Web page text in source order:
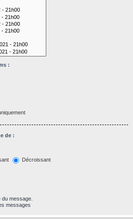
:
de :
Décroissant
du message.
messages